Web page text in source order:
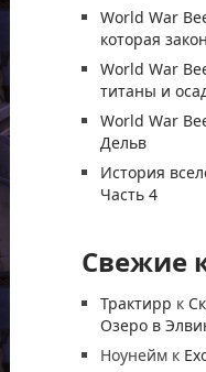
World War
которая
World War
титаны и
World War
Дельв
История
Часть 4
Свежие
Трактирр к
Озеро в
Ноунеймк